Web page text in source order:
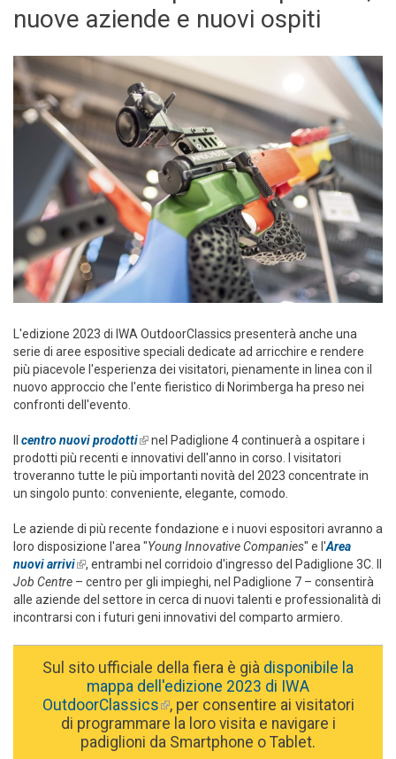
nuove aziende e nuovi ospiti
L'edizione 2023 di IWA OutdoorClassics presenterà anche una
serie di aree espositive speciali dedicate ad arricchire e rendere
più piacevole l'esperienza dei visitatori, pienamente in linea con il
nuovo approccio che l'ente fieristico di Norimberga ha preso nei
confronti dell'evento.
centro nuovi prodotti(link is external)
nel Padiglione 4 continuerà a ospitare i
prodotti più recenti e innovativi dell'anno in corso. I visitatori
troveranno tutte le più importanti novità del 2023 concentrate in
un singolo punto: conveniente, elegante, comodo.
Le aziende di più recente fondazione e i nuovi espositori avranno a
loro disposizione l'area "Young Innovative Companies" e l'Area
nuovi arrivi(link is external)
, entrambi nel corridoio d'ingresso del Padiglione 3C. Il
Job Centre – centro per gli impieghi, nel Padiglione 7 – consentirà
alle aziende del settore in cerca di nuovi talenti e professionalità di
incontrarsi con i futuri geni innovativi del comparto armiero.
Sul sito ufficiale della fiera è già disponibile la
mappa dell'edizione 2023 di IWA
OutdoorClassics(link is external)
, per consentire ai visitatori
di programmare la loro visita e navigare i
padiglioni da Smartphone o Tablet.